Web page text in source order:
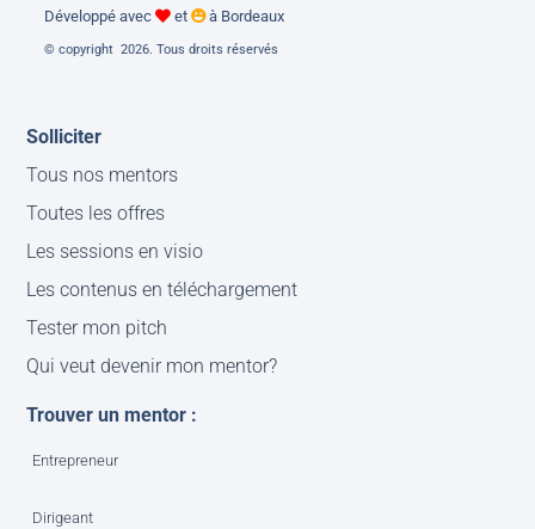
Développé avec
et à Bordeaux
© copyright 2026. Tous droits réservés
Solliciter
Tous nos mentors
Toutes les offres
Les sessions en visio
Les contenus en téléchargement
Tester mon pitch
Qui veut devenir mon mentor?
Trouver un mentor :
Entrepreneur
Dirigeant